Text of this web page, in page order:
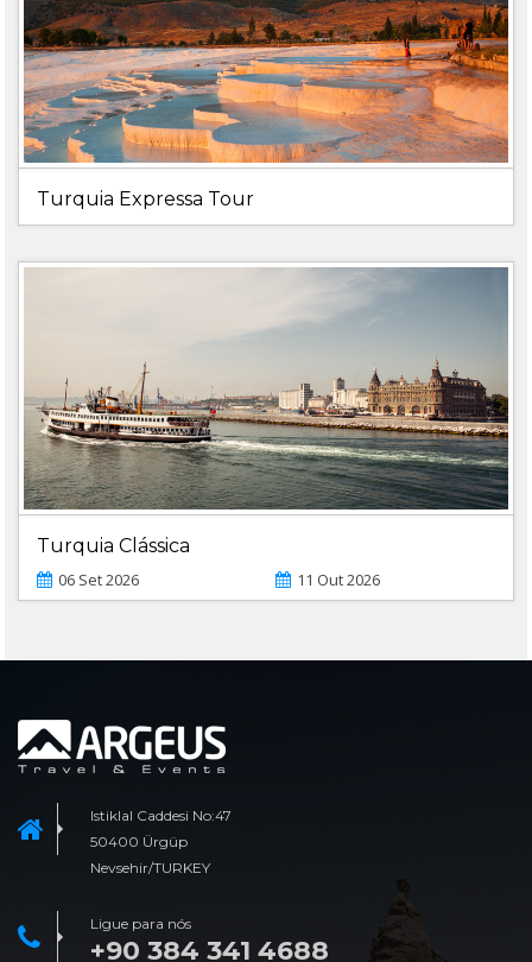
Turquia Expressa Tour
Turquia Clássica
06 Set 2026 11 Out 2026
Istiklal Caddesi No:47
50400 Ürgüp
Nevsehir/TURKEY
Ligue para nós
+90 384 341 4688